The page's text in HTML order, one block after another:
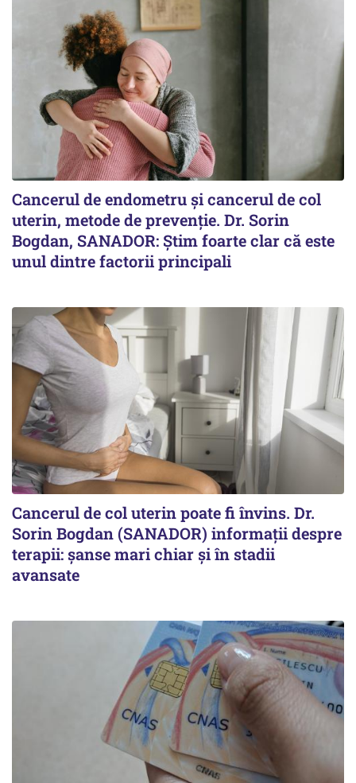
Cancerul de endometru și cancerul de col
uterin, metode de prevenție. Dr. Sorin
Bogdan, SANADOR: Știm foarte clar că este
unul dintre factorii principali
Cancerul de col uterin poate fi învins. Dr.
Sorin Bogdan (SANADOR) informații despre
terapii: șanse mari chiar și în stadii
avansate